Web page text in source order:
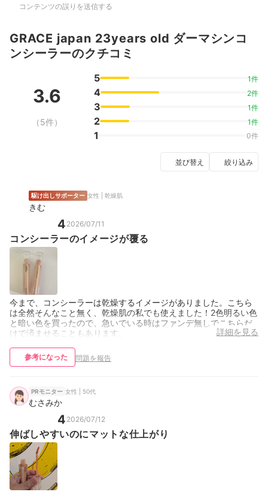
コンテンツの誤りを送信する
GRACE japan 23years old ダーマシンコ
ンシーラーのクチコミ
3.6
（5件）
5 1件
4 2件
3 1件
2 1件
1 0件
並び替え 絞り込み
駆け出しサポーター 女性 | 乾燥肌
きむ
4 2026/07/11
コンシーラーのイメージが覆る
今まで、コンシーラーは乾燥するイメージがありました。こちら
は全然そんなこと無く、乾燥肌の私でも使えました！2色明るい色
と暗い色を買ったので、急いでいる時はファンデ無しでこちらだ
けで済ませることもあります。
詳細を見る
参考になった 問題を報告
PRモニター 女性 | 50代
むさみか
4 2026/07/12
伸ばしやすいのにマットな仕上がり